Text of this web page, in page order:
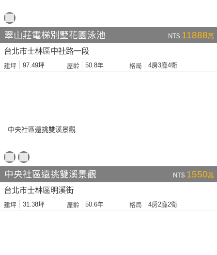
翠山莊電梯別墅花園泳池 NT$ 11888萬
台北市士林區中社路一段
建坪 97.49坪 屋齡 50.8年 格局 4房3廳4衛
中央社區遠挑雙溪景觀 NT$ 1550萬
台北市士林區明溪街
建坪 31.38坪 屋齡 50.6年 格局 4房2廳2衛